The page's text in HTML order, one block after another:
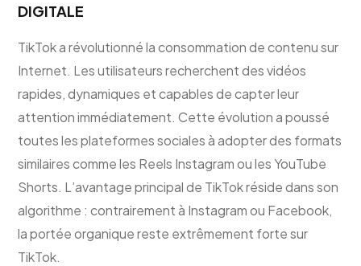
DIGITALE
TikTok a révolutionné la consommation de contenu sur
Internet. Les utilisateurs recherchent des vidéos
rapides, dynamiques et capables de capter leur
attention immédiatement. Cette évolution a poussé
toutes les plateformes sociales à adopter des formats
similaires comme les Reels Instagram ou les YouTube
Shorts. L’avantage principal de TikTok réside dans son
algorithme : contrairement à Instagram ou Facebook,
la portée organique reste extrêmement forte sur
TikTok.